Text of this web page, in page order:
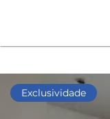
Exclusividade